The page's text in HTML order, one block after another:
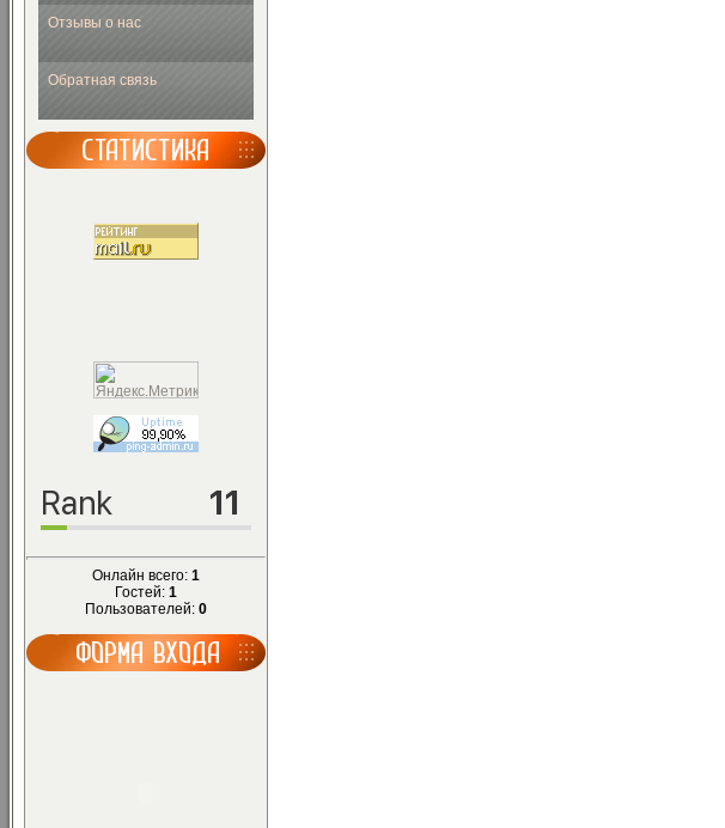
Отзывы о нас
Обратная связь
Онлайн всего: 1
Гостей: 1
Пользователей: 0